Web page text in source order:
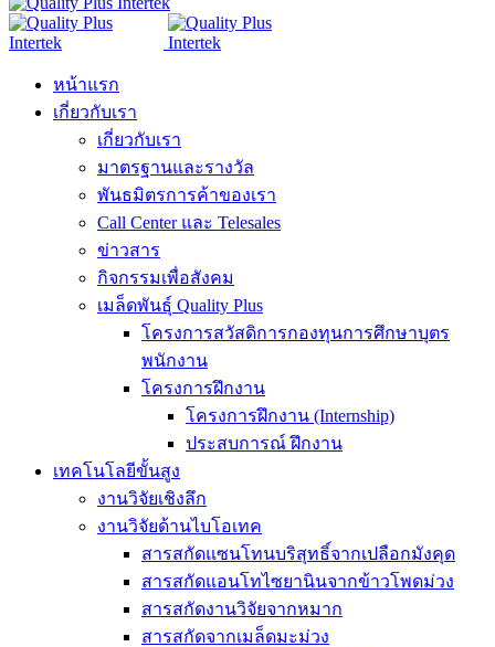
หน้าแรก
เกี่ยวกับเรา
เกี่ยวกับเรา
มาตรฐานและรางวัล
พันธมิตรการค้าของเรา
Call Center และ Telesales
ข่าวสาร
กิจกรรมเพื่อสังคม
เมล็ดพันธุ์ Quality Plus
โครงการสวัสดิการกองทุนการศึกษาบุตร
พนักงาน
โครงการฝึกงาน
โครงการฝึกงาน (Internship)
ประสบการณ์ ฝึกงาน
เทคโนโลยีขั้นสูง
งานวิจัยเชิงลึก
งานวิจัยด้านไบโอเทค
สารสกัดแซนโทนบริสุทธิ์จากเปลือกมังคุด
สารสกัดแอนโทไซยานินจากข้าวโพดม่วง
สารสกัดงานวิจัยจากหมาก
สารสกัดจากเมล็ดมะม่วง